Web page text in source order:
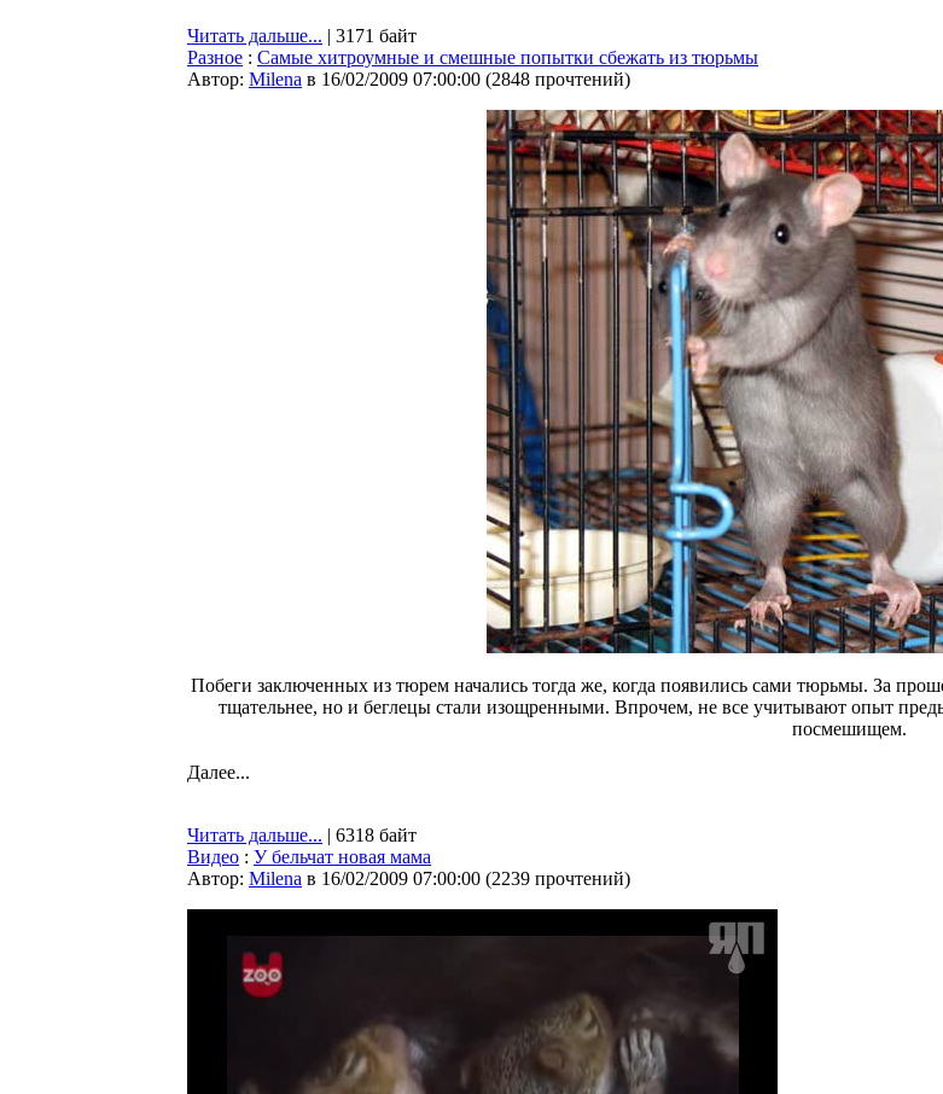
Читать дальше... | 3171 байт
Разное : Самые хитроумные и смешные попытки сбежать из тюрьмы
Автор: Milena в 16/02/2009 07:00:00 (2848 прочтений)
Побеги заключенных из тюрем начались тогда же, когда появились сами тюрьмы. За
тщательнее, но и беглецы стали изощренными. Впрочем, не все учитывают опыт
посмешищем.
Далее...
Читать дальше... | 6318 байт
Видео : У бельчат новая мама
Автор: Milena в 16/02/2009 07:00:00 (2239 прочтений)